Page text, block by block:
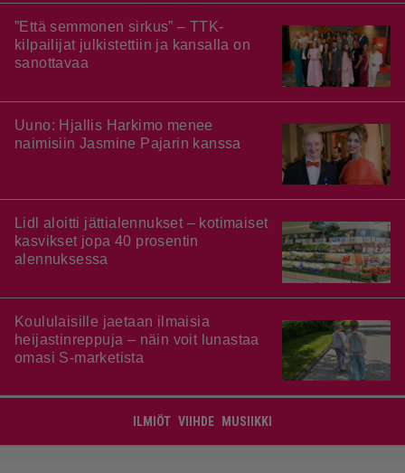
”Että semmonen sirkus” – TTK-
kilpailijat julkistettiin ja kansalla on
sanottavaa
Uuno: Hjallis Harkimo menee
naimisiin Jasmine Pajarin kanssa
Lidl aloitti jättialennukset – kotimaiset
kasvikset jopa 40 prosentin
alennuksessa
Koululaisille jaetaan ilmaisia
heijastinreppuja – näin voit lunastaa
omasi S-marketista
ILMIÖT VIIHDE MUSIIKKI